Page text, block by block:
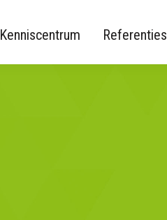
Kenniscentrum Referenties